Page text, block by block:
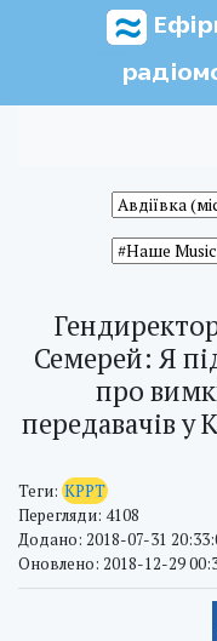
Семерей: Я
про
передавачів у
Теги: КРРТ
Перегляди: 4108
Додано: 2018-07-31
Оновлено: 2018-12-29